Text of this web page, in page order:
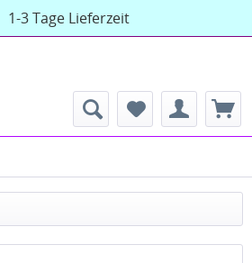
1-3 Tage Lieferzeit
direkt aus Deutschland